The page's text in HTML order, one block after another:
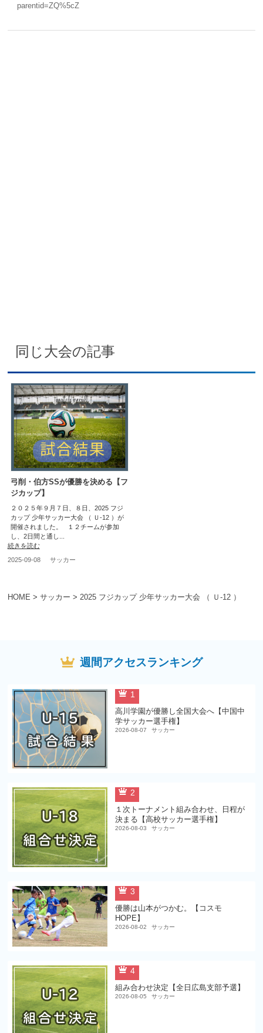
HOME > サッカー > 2025 フジカップ 少年サッカー大会 （ Ｕ-12 ）
parentid=ZQ%5cZ
同じ大会の記事
弓削・伯方SSが優勝を決める【フ
ジカップ】
２０２５年９月７日、８日、2025 フジ
カップ 少年サッカー大会 （ Ｕ-12 ）が
開催されました。 １２チームが参加
し、2日間と通し...
続きを読む
2025-09-08
サッカー
週間アクセスランキング
1
高川学園が優勝し全国大会へ【中国中
学サッカー選手権】
2026-08-07 サッカー
2
１次トーナメント組み合わせ、日程が
決まる【高校サッカー選手権】
2026-08-03 サッカー
3
優勝は山本がつかむ。【コスモ
HOPE】
2026-08-02 サッカー
4
組み合わせ決定【全日広島支部予選】
2026-08-05 サッカー